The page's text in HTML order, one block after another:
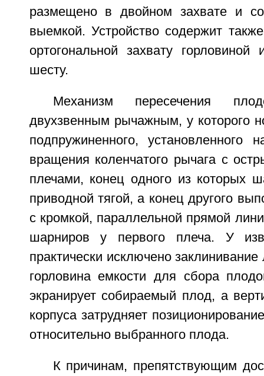
размещено в двойном захвате и
выемкой. Устройство содержит
ортогональной захвату
шесту.
Механизм пересечения
двухзвенным рычажным, у которого
подпружиненного, установленного
вращения коленчатого рычага с
плечами, конец одного из которых
приводной тягой, а конец другого
с кромкой, параллельной прямой
шарниров у первого плеча. У
практически исключено
горловина емкости для сбора
экранирует собираемый плод, а
корпуса затрудняет
относительно выбранного плода.
К причинам, препятствующим